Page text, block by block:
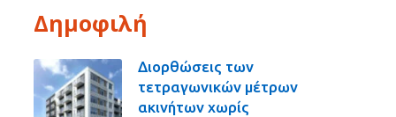
Δημοφιλή
Διορθώσεις των
τετραγωνικών μέτρων
ακινήτων χωρίς